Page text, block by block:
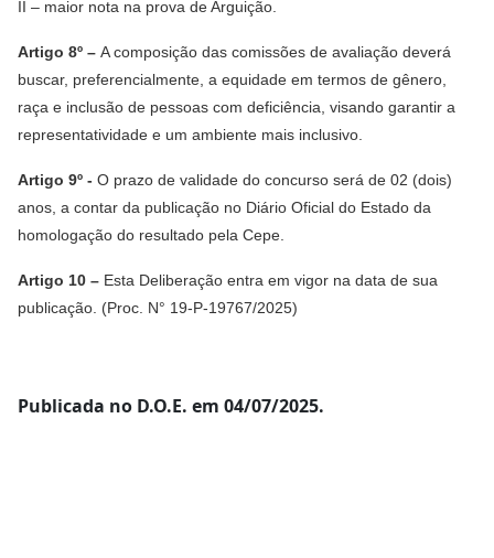
II – maior nota na prova de Arguição.
Artigo 8º – A composição das comissões de avaliação deverá
buscar, preferencialmente, a equidade em termos de gênero,
raça e inclusão de pessoas com deficiência, visando garantir a
representatividade e um ambiente mais inclusivo.
Artigo 9º - O prazo de validade do concurso será de 02 (dois)
anos, a contar da publicação no Diário Oficial do Estado da
homologação do resultado pela Cepe.
Artigo 10 – Esta Deliberação entra em vigor na data de sua
publicação. (Proc. N° 19-P-19767/2025)
Publicada no D.O.E. em 04/07/2025.